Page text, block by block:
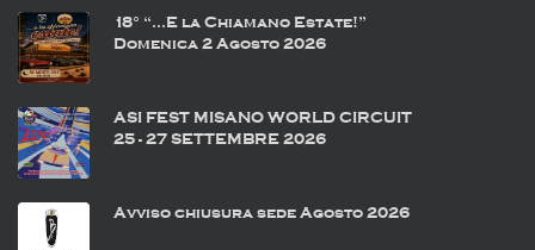
18° “…E la Chiamano Estate!”
Domenica 2 Agosto 2026
ASI FEST MISANO WORLD CIRCUIT
25 - 27 SETTEMBRE 2026
Avviso chiusura sede Agosto 2026